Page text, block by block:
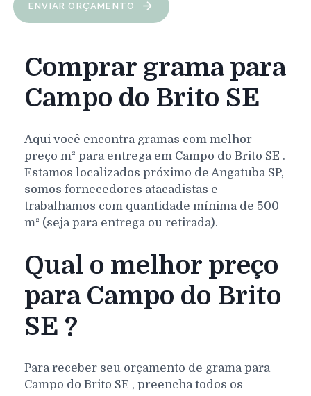
ENVIAR ORÇAMENTO
Comprar grama para
Campo do Brito SE
Aqui você encontra gramas com melhor
preço m² para entrega em Campo do Brito SE .
Estamos localizados próximo de Angatuba SP,
somos fornecedores atacadistas e
trabalhamos com quantidade mínima de 500
m² (seja para entrega ou retirada).
Qual o melhor preço
para Campo do Brito
SE ?
Para receber seu orçamento de grama para
Campo do Brito SE , preencha todos os